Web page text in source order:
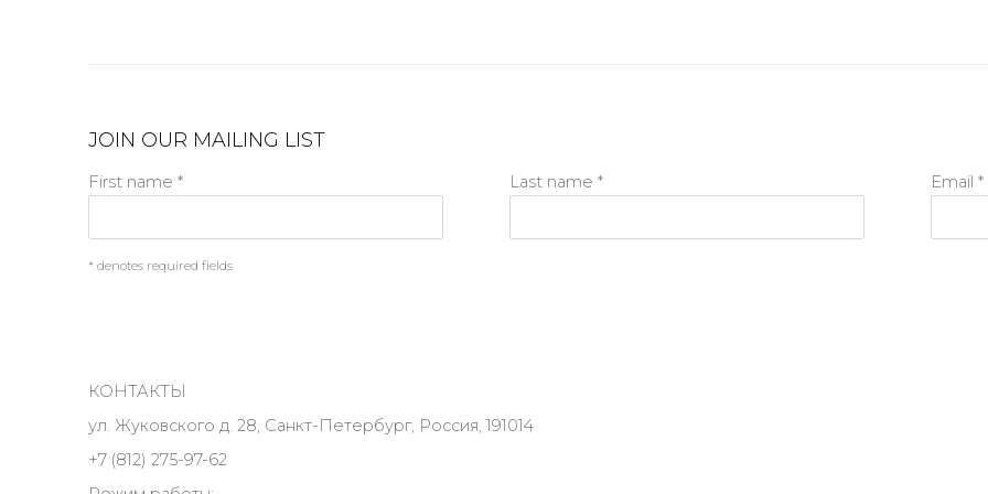
JOIN OUR MAILING LIST
First name * Last name * Email *
* denotes required fields
КОНТАКТЫ
ул. Жуковского д. 28, Санкт-Петербург, Россия, 191014
+7 (812) 275-97-62